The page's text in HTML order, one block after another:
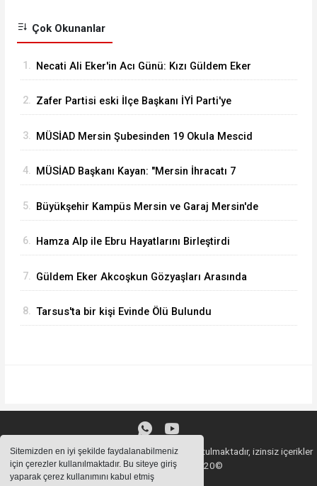
Sitemizden en iyi şekilde faydalanabilmeniz
için çerezler kullanılmaktadır. Bu siteye giriş
yaparak çerez kullanımını kabul etmiş
Çok Okunanlar
1. Necati Ali Eker'in Acı Günü: Kızı Güldem Eker
2. Zafer Partisi eski İlçe Başkanı İYİ Parti'ye
3. MÜSİAD Mersin Şubesinden 19 Okula Mescid
4. MÜSİAD Başkanı Kayan: "Mersin İhracatı 7
5. Büyükşehir Kampüs Mersin ve Garaj Mersin'de
6. Hamza Alp ile Ebru Hayatlarını Birleştirdi
7. Güldem Eker Akcoşkun Gözyaşları Arasında
8. Tarsus'ta bir kişi Evinde Ölü Bulundu
Sitemizde bulunan içeriklerin tüm hakları saklı tutulmaktadır, izinsiz içerikler
kullanılamaz. Copyright 2020©